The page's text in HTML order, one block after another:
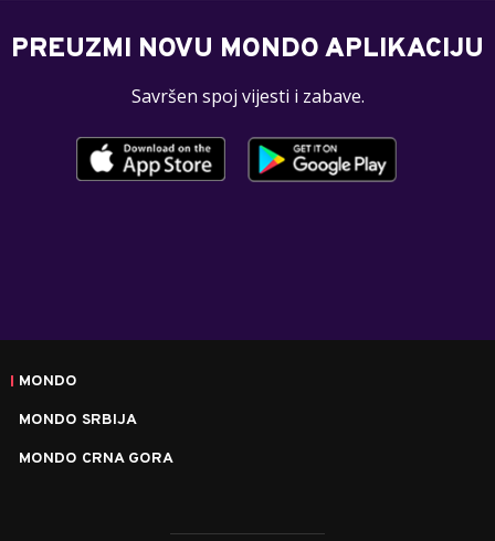
PREUZMI NOVU MONDO APLIKACIJU
Savršen spoj vijesti i zabave.
MONDO
MONDO SRBIJA
MONDO CRNA GORA